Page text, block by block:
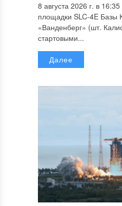
8 августа 2026 г. в
площадки SLC-4E
«Ванденберг» (шт.
стартовыми...
Далее